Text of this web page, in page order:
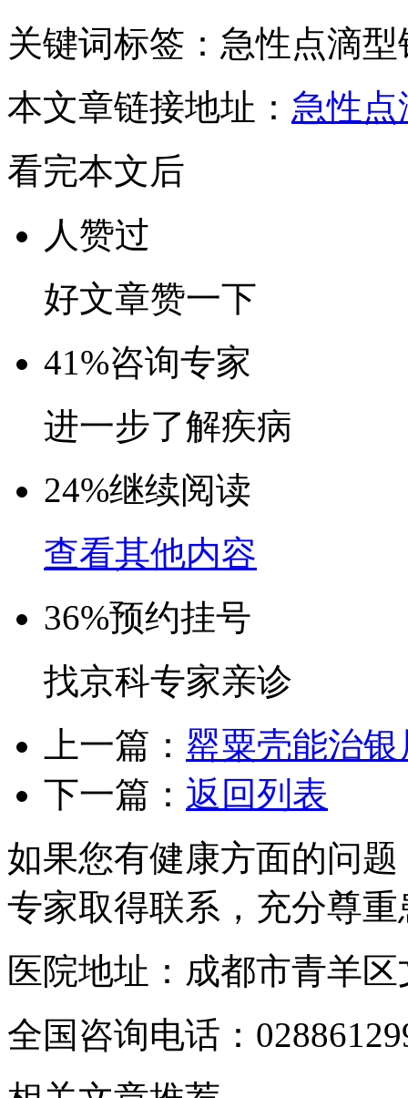
关键词标签：急性点滴
本文章链接地址： 急性
看完本文后
人赞过
好文章赞一下
41%咨询专家
进一步了解疾病
24%继续阅读
查看其他内容
36%预约挂号
找京科专家亲诊
上一篇： 罂粟壳能治
下一篇： 返回列表
如果您有健康方面的问
专家取得联系，充分尊
医院地址：成都市青羊
全国咨询电话：